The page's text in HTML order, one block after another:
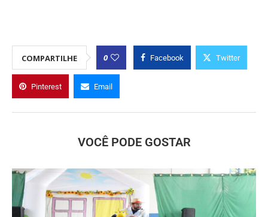
COMPARTILHE 0 Facebook Twitter
Pinterest Email
VOCÊ PODE GOSTAR